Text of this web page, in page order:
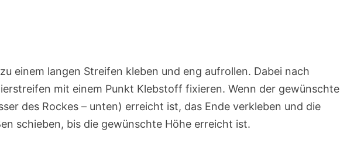
einem langen Streifen kleben und eng aufrollen. Dabei nach
mit einem Punkt Klebstoff fixieren. Wenn der gewünschte
des Rockes – unten) erreicht ist, das Ende verkleben und die
schieben, bis die gewünschte Höhe erreicht ist.